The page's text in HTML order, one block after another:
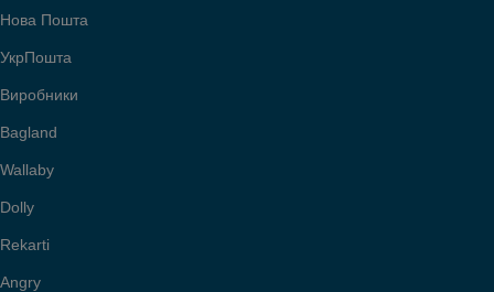
Нова Пошта
УкрПошта
Виробники
Bagland
Wallaby
Dolly
Rekarti
Angry